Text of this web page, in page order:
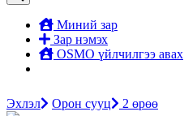
Миний зар
Зар нэмэх
OSMO үйлчилгээ авах
Эхлэл Орон сууц 2 өрөө